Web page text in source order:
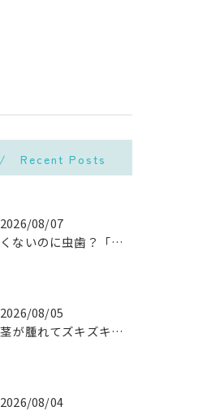
Recent Posts
2026/08/07
痛くないのに虫歯？「痛みのない虫歯」が進行する理由と発見方法
2026/08/05
歯茎が腫れてズキズキ痛む時の応急処置と、早めに受診すべき理由
2026/08/04